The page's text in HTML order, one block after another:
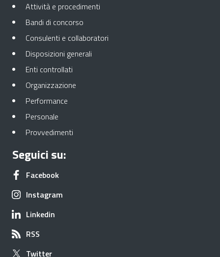
Attività e procedimenti
Bandi di concorso
Consulenti e collaboratori
Disposizioni generali
Enti controllati
Organizzazione
Performance
Personale
Provvedimenti
Seguici su:
FacebookApre in una nuova scheda
Instagram
Linkedin
RSS
TwitterApre in una nuova scheda